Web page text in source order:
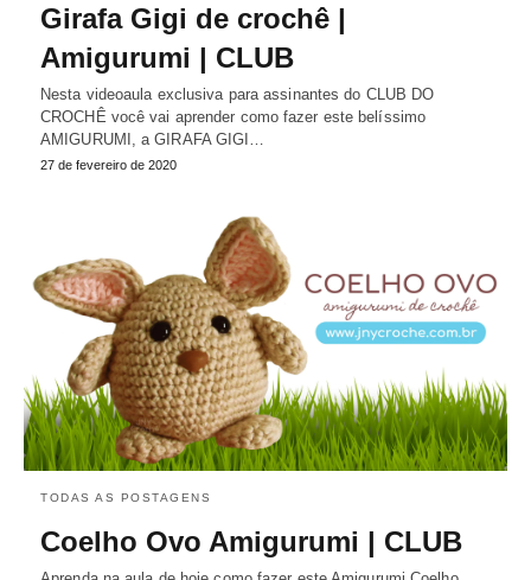
Girafa Gigi de crochê |
Amigurumi | CLUB
Nesta videoaula exclusiva para assinantes do CLUB DO
CROCHÊ você vai aprender como fazer este belíssimo
AMIGURUMI, a GIRAFA GIGI…
27 de fevereiro de 2020
TODAS AS POSTAGENS
Coelho Ovo Amigurumi | CLUB